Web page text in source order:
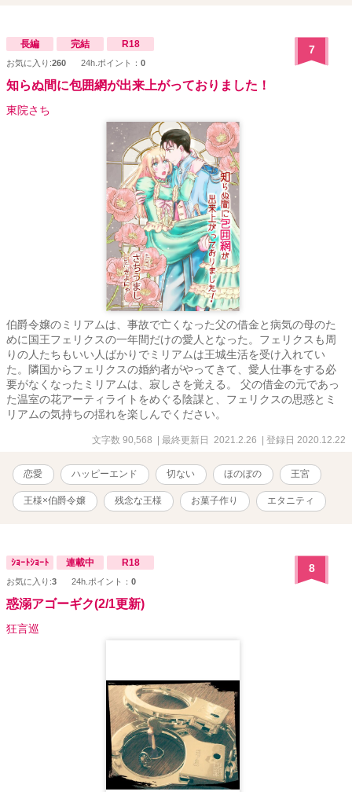
長編 完結 R18
お気に入り:260 24h.ポイント： 0
7
知らぬ間に包囲網が出来上がっておりました！
東院さち
伯爵令嬢のミリアムは、事故で亡くなった父の借金と病気の母のた
めに国王フェリクスの一年間だけの愛人となった。フェリクスも周
りの人たちもいい人ばかりでミリアムは王城生活を受け入れてい
た。隣国からフェリクスの婚約者がやってきて、愛人仕事をする必
要がなくなったミリアムは、寂しさを覚える。 父の借金の元であっ
た温室の花アーティライトをめぐる陰謀と、フェリクスの思惑とミ
リアムの気持ちの揺れを楽しんでください。
文字数 90,568 | 最終更新日 2021.2.26 | 登録日 2020.12.22
恋愛 ハッピーエンド 切ない ほのぼの 王宮
王様×伯爵令嬢 残念な王様 お菓子作り エタニティ
ｼｮｰﾄｼｮｰﾄ 連載中 R18
お気に入り:3 24h.ポイント： 0
8
惑溺アゴーギク(2/1更新)
狂言巡